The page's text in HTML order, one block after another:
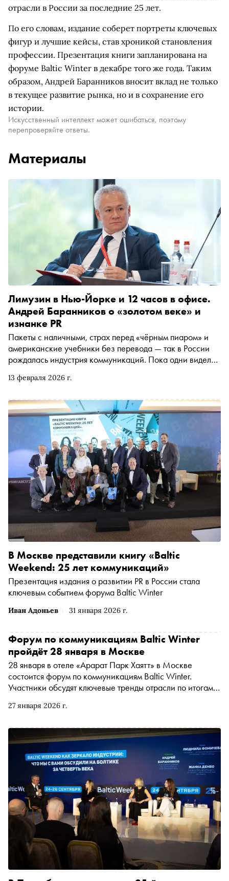
отрасли в России за последние 25 лет.
По его словам, издание соберет портреты ключевых
фигур и лучшие кейсы, став хроникой становления
профессии. Презентация книги запланирована на
форуме Baltic Winter в декабре того же года. Таким
образом, Андрей Баранников вносит вклад не только
в текущее развитие рынка, но и в сохранение его
истории.
Искусственный интеллект может ошибаться, поэтому
перепроверяйте ответы.
Материалы
13 февраля 2026 г.
Лимузин в Нью-Йорке и 12 часов в офисе.
Андрей Баранников о «золотом веке» и
изнанке PR
Пакеты с наличными, страх перед «чёрным пиаром» и
американские учебники без перевода — так в России
рождалась индустрия коммуникаций. Пока одни видели
другие объясняли вчерашним бандитам и новым
не покупается как рекламная полоса. В спецпроекте
«Нулевые» генеральный директор SPN Communications и
вице-президент РАСО Андрей Баранников рассказал
автору «Сноба» Александру Юдину, как на обломках
90-х строился новый диковинный для России рынок
Иван Адоньев 31 января 2026 г.
В Москве представили книгу «Baltic
Weekend: 25 лет коммуникаций»
Презентация издания о развитии PR в России стала
ключевым событием форума Baltic Winter
27 января 2026 г.
Форум по коммуникациям Baltic Winter
пройдёт 28 января в Москве
28 января в отеле «Арарат Парк Хаятт» в Москве
состоится форум по коммуникациям Baltic Winter.
Участники обсудят ключевые тренды отрасли по итогам
событием станет презентация книги «Baltic Weekend: 25